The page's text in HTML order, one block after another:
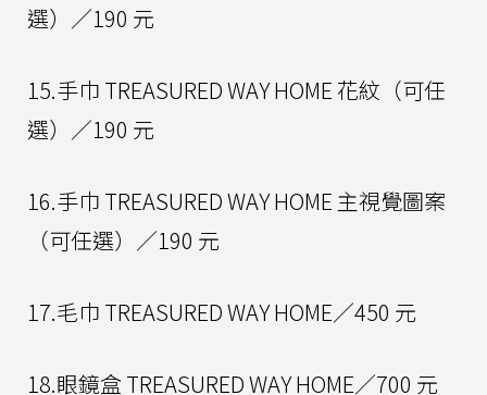
選）／190 元
15.手巾 TREASURED WAY HOME 花紋（可任
選）／190 元
16.手巾 TREASURED WAY HOME 主視覺圖案
（可任選）／190 元
17.毛巾 TREASURED WAY HOME／450 元
18.眼鏡盒 TREASURED WAY HOME／700 元